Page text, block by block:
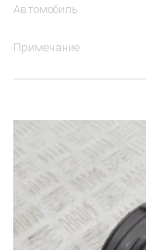
Автомобиль
Примечание